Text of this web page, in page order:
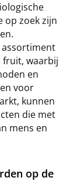
op zoek zijn
assortiment
fruit, waarbij
en
voor
kunnen
die met
mens en
op de